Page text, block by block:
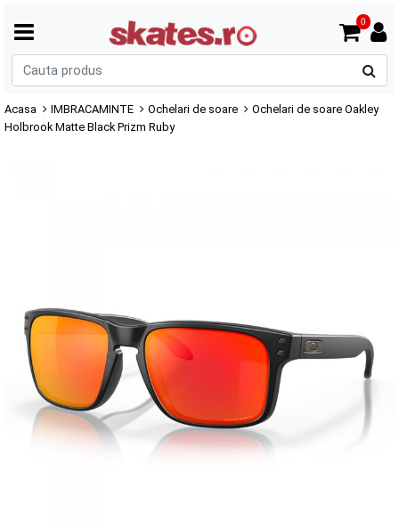
0
Acasa IMBRACAMINTE Ochelari de soare
Ochelari de soare Oakley
Holbrook Matte Black Prizm Ruby